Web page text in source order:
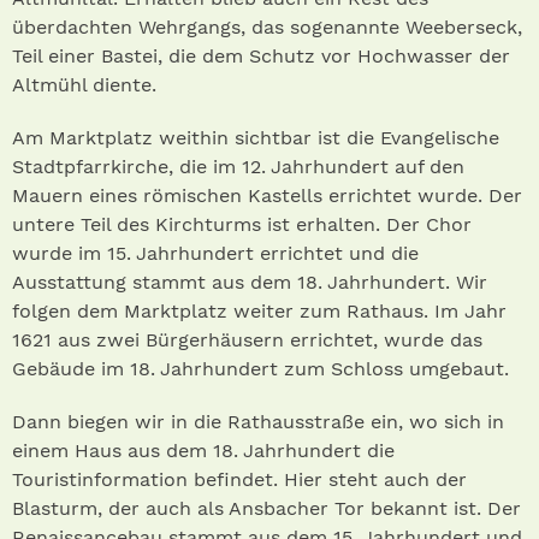
überdachten Wehrgangs, das sogenannte Weeberseck,
Teil einer Bastei, die dem Schutz vor Hochwasser der
Altmühl diente.
Am Marktplatz weithin sichtbar ist die Evangelische
Stadtpfarrkirche, die im 12. Jahrhundert auf den
Mauern eines römischen Kastells errichtet wurde. Der
untere Teil des Kirchturms ist erhalten. Der Chor
wurde im 15. Jahrhundert errichtet und die
Ausstattung stammt aus dem 18. Jahrhundert. Wir
folgen dem Marktplatz weiter zum Rathaus. Im Jahr
1621 aus zwei Bürgerhäusern errichtet, wurde das
Gebäude im 18. Jahrhundert zum Schloss umgebaut.
Dann biegen wir in die Rathausstraße ein, wo sich in
einem Haus aus dem 18. Jahrhundert die
Touristinformation befindet. Hier steht auch der
Blasturm, der auch als Ansbacher Tor bekannt ist. Der